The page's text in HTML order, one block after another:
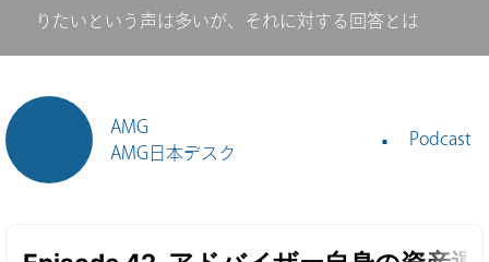
りたいという声は多いが、それに対する回答とは
AMG
AMG日本デスク
Podcast